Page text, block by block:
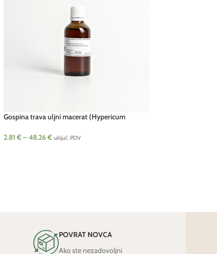
Gospina trava uljni macerat (Hypericum
2.81 €–48.26€ uključ. PDV
POVRAT NOVCA
Ako ste nezadovoljni